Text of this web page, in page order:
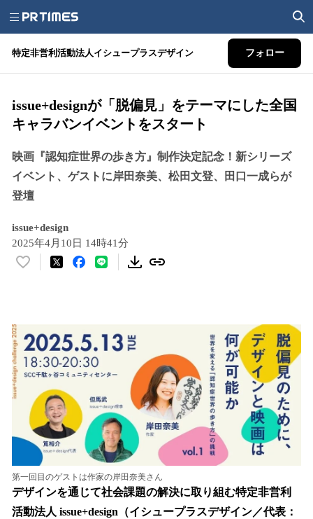
特定非営利活動法人イシュープラスデザイン フォロー
issue+designが「脱偏見」をテーマにした全国
キャラバンイベントをスタート
映画『認知症世界の歩き方』制作決定記念！新シリーズ
イベント、ゲストに岸田奈美、松田文登、田口一成らが
登壇
issue+design
2025年4月10日 14時41分
い
を
読
み
み
中
で
す
第一回目のゲストは作家の岸田奈美さん
デザインを通じて社会課題の解決に取り組む特定非営利
活動法人 issue+design（イシュープラスデザイン／代表：